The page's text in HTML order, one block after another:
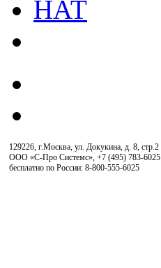
129226, г.Москва, ул. Докукина, д. 8, стр.2
ООО «С-Про Системс», +7 (495) 783-6025
бесплатно по России: 8-800-555-6025